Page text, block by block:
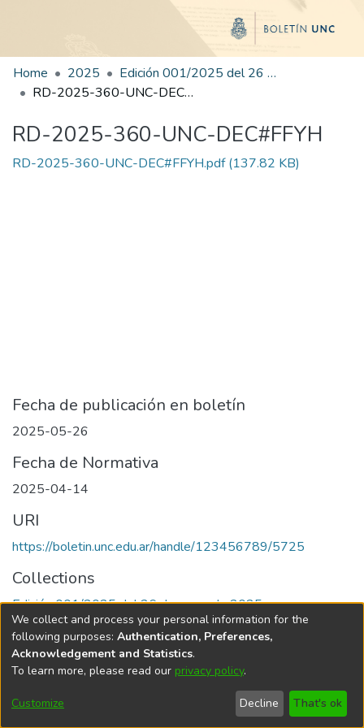
Home 2025
Edición 001/2025 del 26 de mayo de 2025
RD-2025-360-UNC-DEC#FFYH
RD-2025-360-UNC-DEC#FFYH
RD-2025-360-UNC-DEC#FFYH.pdf(137.82 KB)
Fecha de publicación en boletín
2025-05-26
Fecha de Normativa
2025-04-14
URI
https://boletin.unc.edu.ar/handle/123456789/5725
Collections
Edición 001/2025 del 26 de mayo de 2025
Universidad Nacional de Córdoba
We collect and process your personal information for the
following purposes: Authentication, Preferences,
Acknowledgement and Statistics.
To learn more, please read our privacy policy.
Customize Decline That's ok